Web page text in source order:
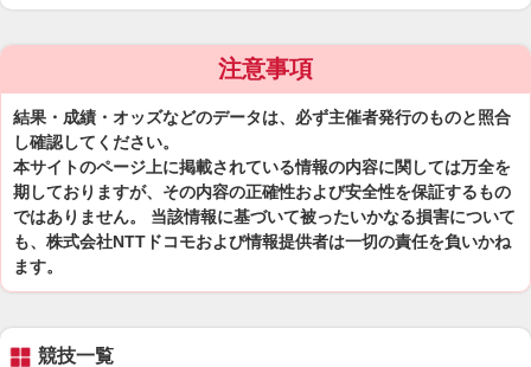
注意事項
結果・成績・オッズなどのデータは、必ず主催者発行のものと照合
し確認してください。
本サイトのページ上に掲載されている情報の内容に関しては万全を
期しておりますが、その内容の正確性および安全性を保証するもの
ではありません。 当該情報に基づいて被ったいかなる損害について
も、株式会社NTTドコモおよび情報提供者は一切の責任を負いかね
ます。
競技一覧